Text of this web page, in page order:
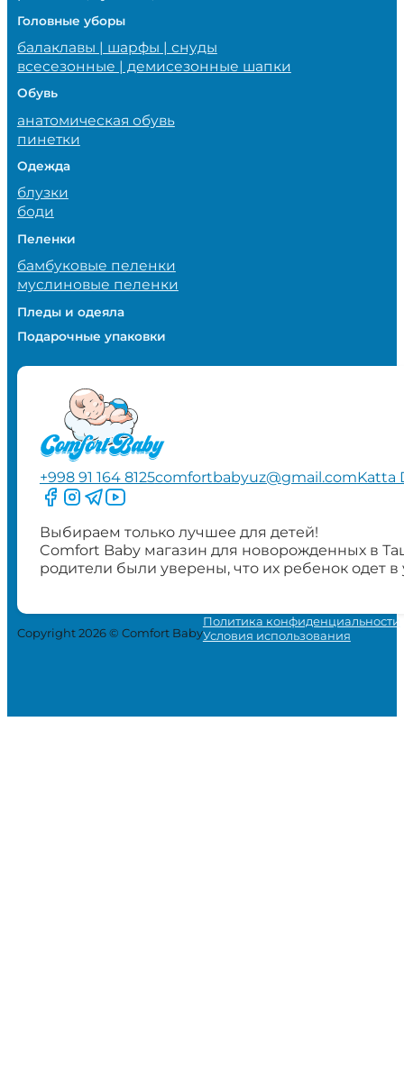
Головные уборы
балаклавы | шарфы | снуды
всесезонные | демисезонные шапки
Обувь
анатомическая обувь
пинетки
Одежда
блузки
боди
Пеленки
бамбуковые пеленки
муслиновые пеленки
Пледы и одеяла
Подарочные упаковки
+998 91 164 8125comfortbabyuz@gmail.comKatta
Следите за нами на Facebook
Следите за нами в Instagram
Следите за нами в Telegram
Следите за нами в YouTube
Выбираем только лучшее для детей!
Comfort Baby магазин для новорожденных в
родители были уверены, что их ребенок одет
Copyright 2026 © Comfort Baby
Политика конфиденциальности
Условия использования